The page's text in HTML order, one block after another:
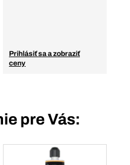
Prihlásiť sa a zobraziť
ceny
pre Vás: